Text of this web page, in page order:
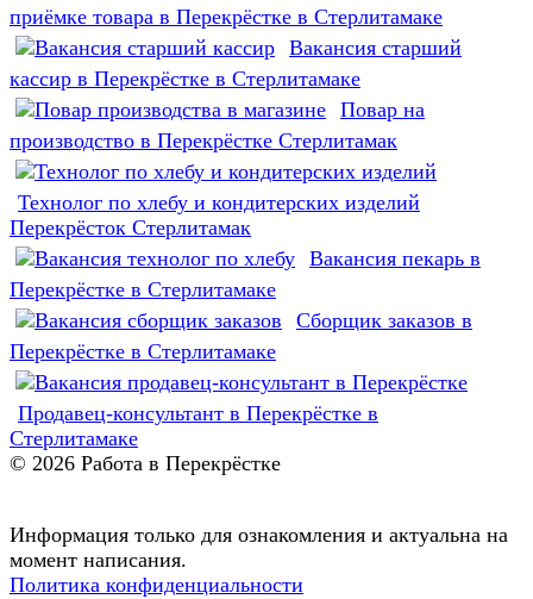
приёмке товара в Перекрёстке в Стерлитамаке
Вакансия старший
кассир в Перекрёстке в Стерлитамаке
Повар на
производство в Перекрёстке Стерлитамак
Технолог по хлебу и кондитерских изделий
Перекрёсток Стерлитамак
Вакансия пекарь в
Перекрёстке в Стерлитамаке
Сборщик заказов в
Перекрёстке в Стерлитамаке
Продавец-консультант в Перекрёстке в
Стерлитамаке
© 2026 Работа в Перекрёстке
Информация только для ознакомления и актуальна на
момент написания.
Политика конфиденциальности